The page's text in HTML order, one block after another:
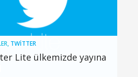
, TWITTER
Lite ülkemizde yayına